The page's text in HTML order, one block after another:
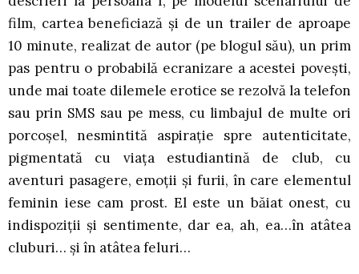
film, cartea beneficiază și de un trailer de aproape
10 minute, realizat de autor (pe blogul său), un prim
pas pentru o probabilă ecranizare a acestei povești,
unde mai toate dilemele erotice se rezolvă la telefon
sau prin SMS sau pe mess, cu limbajul de multe ori
porcoșel, nesmintită aspirație spre autenticitate,
pigmentată cu viața estudiantină de club, cu
aventuri pasagere, emoții și furii, în care elementul
feminin iese cam prost. El este un băiat onest, cu
indispoziții și sentimente, dar ea, ah, ea…în atâtea
cluburi… și în atâtea feluri…